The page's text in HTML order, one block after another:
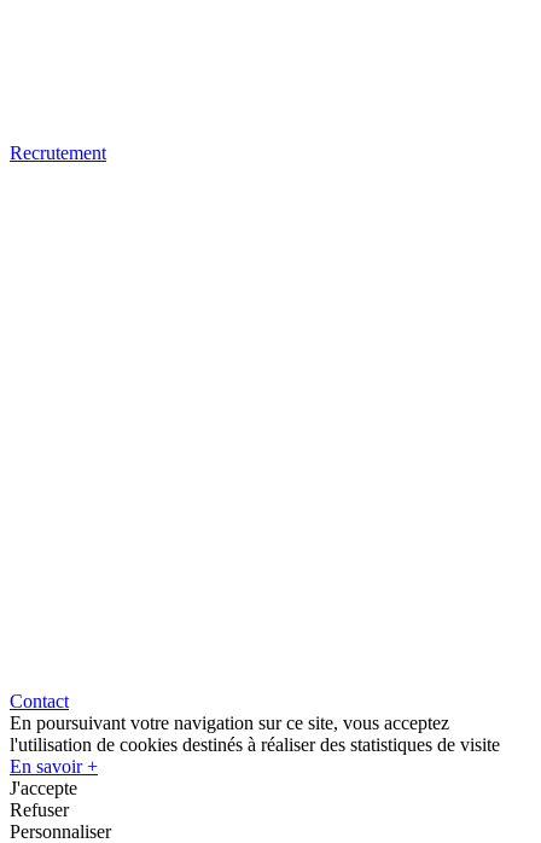
Recrutement
Contact
En poursuivant votre navigation sur ce site, vous acceptez
l'utilisation de cookies destinés à réaliser des statistiques de visite
En savoir +
J'accepte
Refuser
Personnaliser